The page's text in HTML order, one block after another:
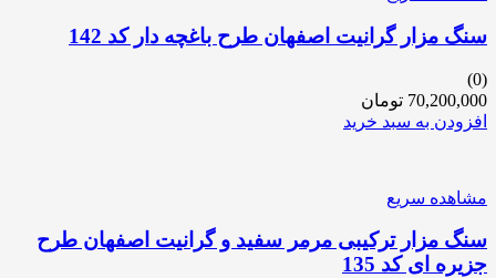
سنگ مزار گرانیت اصفهان طرح باغچه دار کد 142
(0)
70,200,000 تومان
افزودن به سبد خرید
مشاهده سریع
سنگ مزار ترکیبی مرمر سفید و گرانیت اصفهان طرح
جزیره ای کد 135